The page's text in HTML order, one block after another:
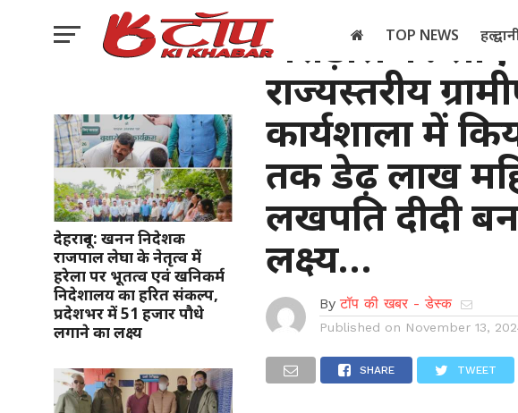
TOP NEWS
इलेक्शन 2022
देहरादून: खनन निदेशक
राजपाल लेघा के नेतृत्व में
हरेला पर भूतत्व एवं खनिकर्म
निदेशालय का हरित संकल्प,
प्रदेशभर में 51 हजार पौधे
लगाने का लक्ष्य
भराड़ीसैंण :
राज्यस्तरीय
कार्यशाला में
तक डेढ़ लाख
लखपति दीदी
लक्ष्य…
By टॉप की खबर - डेस्क
Published on November 13,
SHARE TWEET